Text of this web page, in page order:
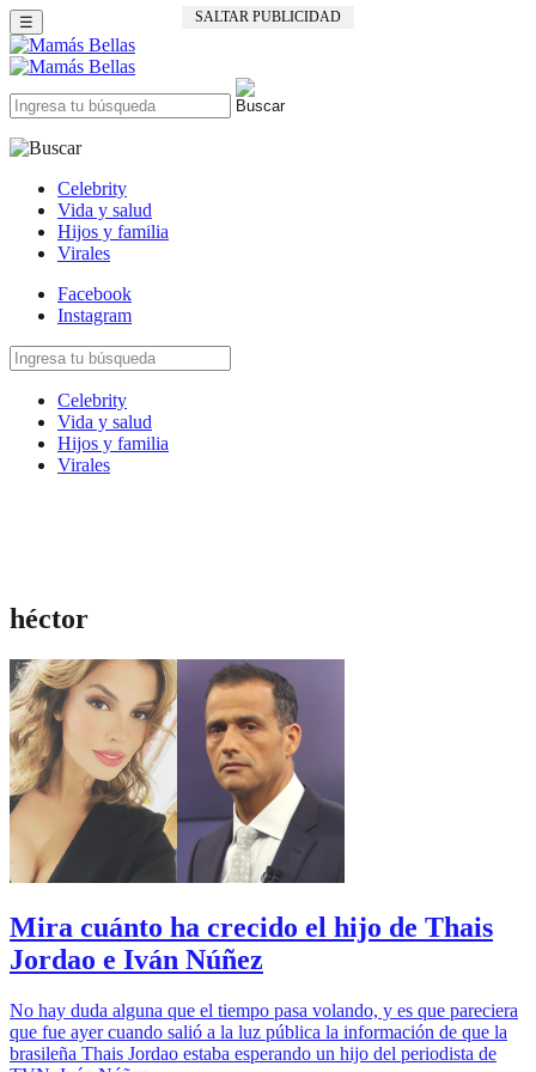
SALTAR PUBLICIDAD
☰
Celebrity
Vida y salud
Hijos y familia
Virales
Facebook
Instagram
Celebrity
Vida y salud
Hijos y familia
Virales
héctor
Mira cuánto ha crecido el hijo de Thais
Jordao e Iván Núñez
No hay duda alguna que el tiempo pasa volando, y es que pareciera
que fue ayer cuando salió a la luz pública la información de que la
brasileña Thais Jordao estaba esperando un hijo del periodista de